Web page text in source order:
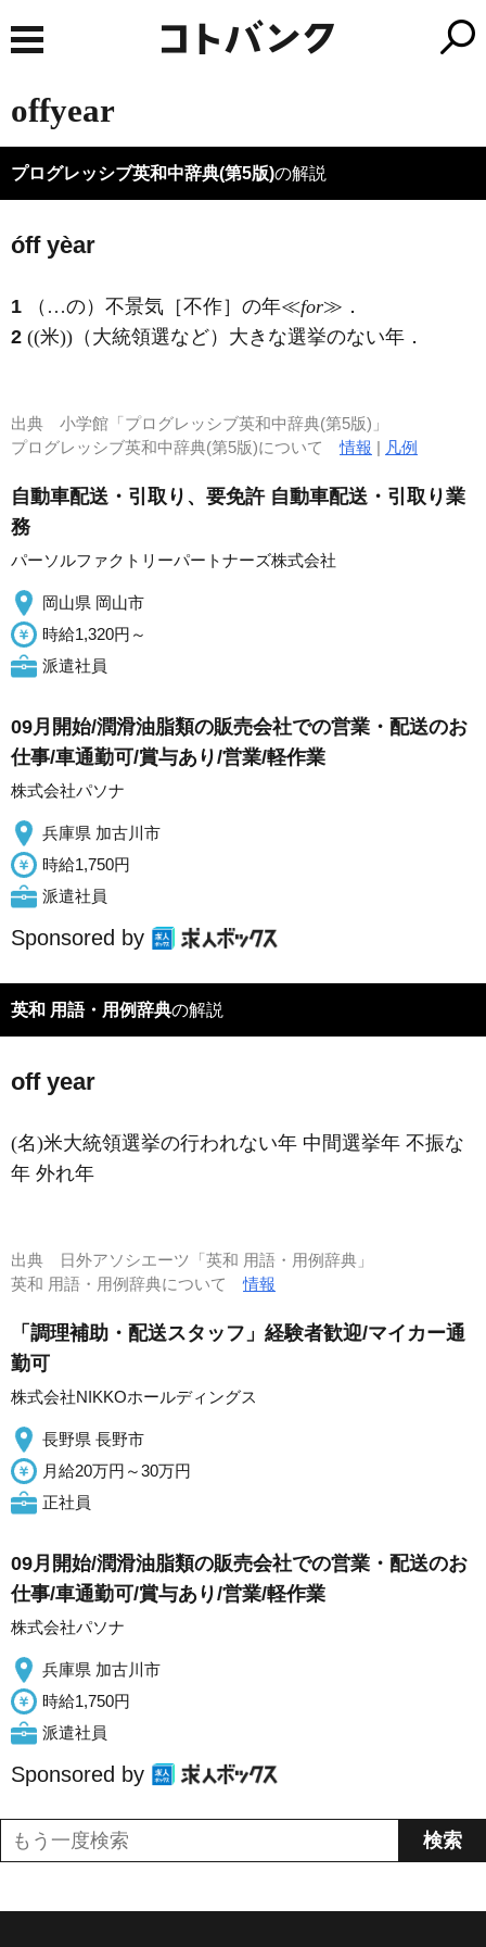
offyear
プログレッシブ英和中辞典(第5版)の解説
óff yèar
1 （…の）不景気［不作］の年≪for≫ ．
2 ((米))（大統領選など）大きな選挙のない年 ．
出典 小学館「プログレッシブ英和中辞典(第5版)」
プログレッシブ英和中辞典(第5版)について情報 | 凡例
自動車配送・引取り、要免許 自動車配送・引取り業
務
パーソルファクトリーパートナーズ株式会社
岡山県 岡山市
時給1,320円～
派遣社員
09月開始/潤滑油脂類の販売会社での営業・配送のお
仕事/車通勤可/賞与あり/営業/軽作業
株式会社パソナ
兵庫県 加古川市
時給1,750円
派遣社員
Sponsored by
英和 用語・用例辞典の解説
off year
(名)米大統領選挙の行われない年 中間選挙年 不振な
年 外れ年
出典
日外アソシエーツ「英和 用語・用例辞典」
英和 用語・用例辞典について情報
「調理補助・配送スタッフ」経験者歓迎/マイカー通
勤可
株式会社NIKKOホールディングス
長野県 長野市
月給20万円～30万円
正社員
09月開始/潤滑油脂類の販売会社での営業・配送のお
仕事/車通勤可/賞与あり/営業/軽作業
株式会社パソナ
兵庫県 加古川市
時給1,750円
派遣社員
Sponsored by